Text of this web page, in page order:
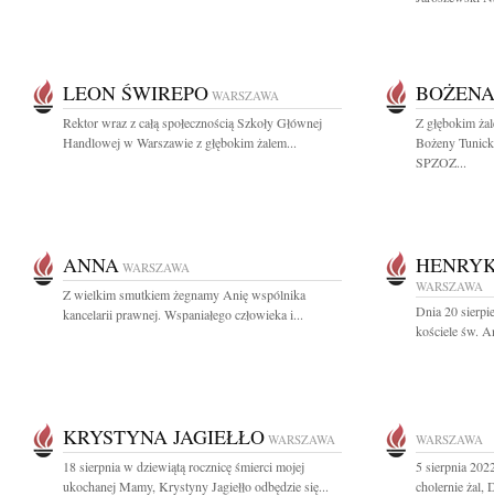
LEON ŚWIREPO WARSZAWA
Rektor wraz z całą społecznością Szkoły Głównej
Handlowej w Warszawie z głębokim żalem...
Z głębokim
Bożeny
SPZOZ...
ANNA WARSZAWA
Z wielkim smutkiem żegnamy Anię wspólnika
kancelarii prawnej. Wspaniałego człowieka i...
WARSZAWA
Dnia 20
kościele św.
KRYSTYNA JAGIEŁŁO WARSZAWA
18 sierpnia w dziewiątą rocznicę śmierci mojej
ukochanej Mamy, Krystyny Jagiełło odbędzie się...
WARSZAWA
5 sierpnia
cholernie żal,